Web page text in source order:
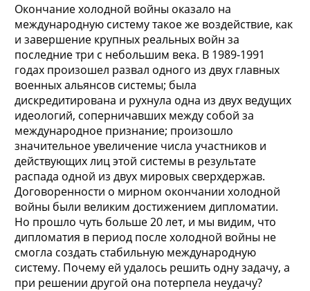
Окончание холодной войны оказало на
международную систему такое же воздействие, как
и завершение крупных реальных войн за
последние три с небольшим века. В 1989-1991
годах произошел развал одного из двух главных
военных альянсов системы; была
дискредитирована и рухнула одна из двух ведущих
идеологий, соперничавших между собой за
международное признание; произошло
значительное увеличение числа участников и
действующих лиц этой системы в результате
распада одной из двух мировых сверхдержав.
Договоренности о мирном окончании холодной
войны были великим достижением дипломатии.
Но прошло чуть больше 20 лет, и мы видим, что
дипломатия в период после холодной войны не
смогла создать стабильную международную
систему. Почему ей удалось решить одну задачу, а
при решении другой она потерпела неудачу?